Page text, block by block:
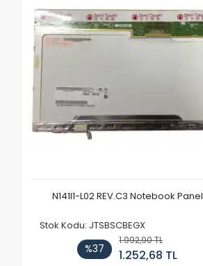
N141I1-L02 REV.C3 Notebook Panel
Stok Kodu: JTSBSCBEGX
%37
1.992,90 TL
1.252,68 TL